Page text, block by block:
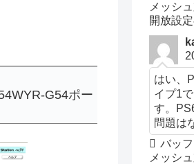
G54ポート開放説明は下
メッシ
開放設
はい、
イプ1
す。
問題は
バッ
メッシ